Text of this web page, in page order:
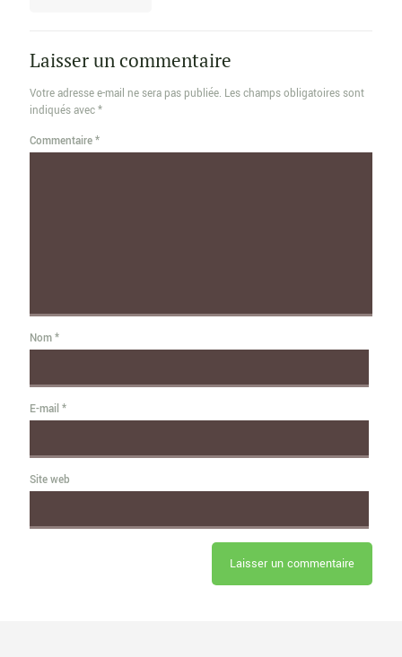
Laisser un commentaire
Votre adresse e-mail ne sera pas publiée. Les champs obligatoires sont
indiqués avec*
Commentaire*
Nom*
E-mail *
Site web